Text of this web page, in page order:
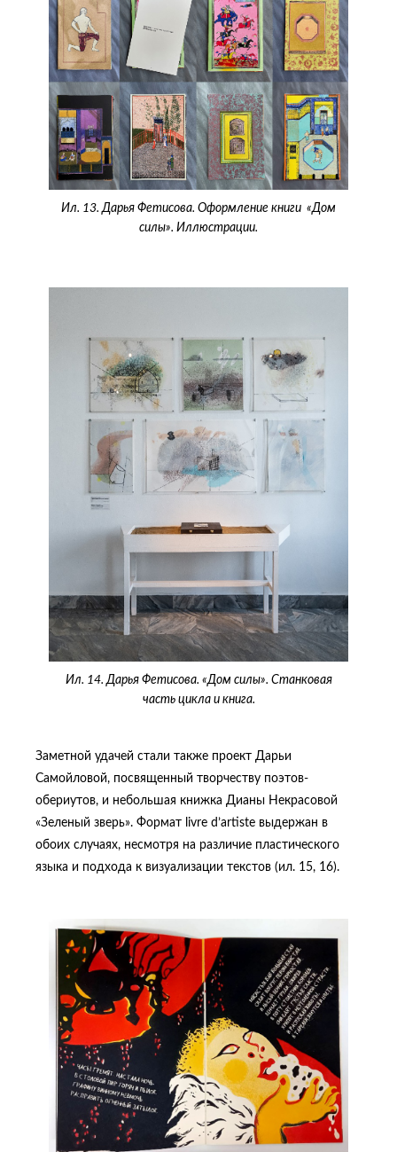
Ил. 13. Дарья Фетисова. Оформление книги «Дом
силы». Иллюстрации.
Ил. 14. Дарья Фетисова. «Дом силы». Станковая
часть цикла и книга.
Заметной удачей стали также проект Дарьи
Самойловой, посвященный творчеству поэтов-
обериутов, и небольшая книжка Дианы Некрасовой
«Зеленый зверь». Формат livre d’artiste выдержан в
обоих случаях, несмотря на различие пластического
языка и подхода к визуализации текстов (ил. 15, 16).